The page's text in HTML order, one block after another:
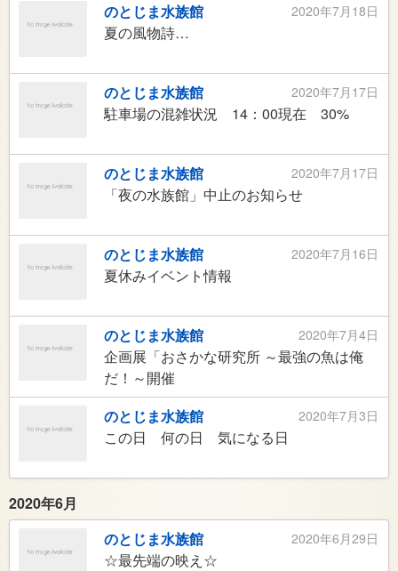
2020年7月18日
のとじま水族館
夏の風物詩…
2020年7月17日
のとじま水族館
駐車場の混雑状況 14：00現在 30%
2020年7月17日
のとじま水族館
「夜の水族館」中止のお知らせ
2020年7月16日
のとじま水族館
夏休みイベント情報
2020年7月4日
のとじま水族館
企画展「おさかな研究所 ～最強の魚は俺
だ！～開催
2020年7月3日
のとじま水族館
この日 何の日 気になる日
2020年6月
2020年6月29日
のとじま水族館
☆最先端の映え☆